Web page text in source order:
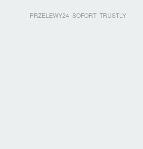
PRZELEWY24 SOFORT TRUSTLY